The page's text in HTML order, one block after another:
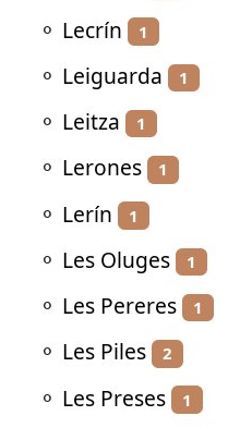
⚬ Lecrín 1
⚬ Leiguarda 1
⚬ Leitza 1
⚬ Lerones 1
⚬ Lerín 1
⚬ Les Oluges 1
⚬ Les Pereres 1
⚬ Les Piles 2
⚬ Les Preses 1